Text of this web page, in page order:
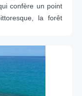
confère un point
la forêt